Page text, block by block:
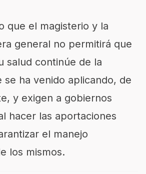
que el magisterio y la
general no permitirá que
salud continúe de la
se ha venido aplicando, de
y exigen a gobiernos
hacer las aportaciones
el manejo
los mismos.